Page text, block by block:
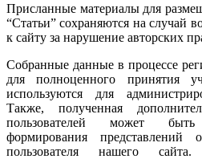
Присланные материалы для
“Статьи” сохраняются на случай
к сайту за нарушение авторских
Собранные данные в процессе
для полноценного принятия
используются для
Также, полученная
пользователей может
формирования представлений
пользователя нашего